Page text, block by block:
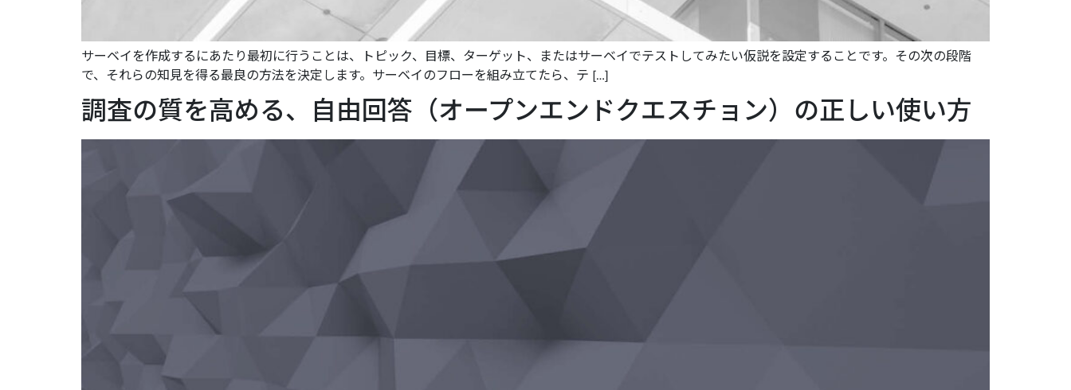
サーベイを作成するにあたり最初に行うことは、トピック、目標、ターゲット、またはサーベイでテストしてみたい仮説を設定することです。その次の段階
で、それらの知見を得る最良の方法を決定します。サーベイのフローを組み立てたら、テ […]
調査の質を高める、自由回答（オープンエンドクエスチョン）の正しい使い方